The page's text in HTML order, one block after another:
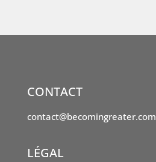
CONTACT
contact@becomingreater.com
LÉGAL